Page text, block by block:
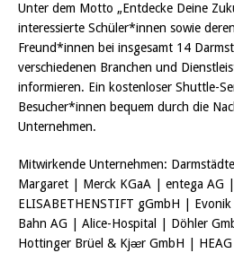
Unter dem Motto „Entdecke Deine
interessierte Schüler*innen sowie
Freund*innen bei insgesamt 14
verschiedenen Branchen und
informieren. Ein kostenloser Shuttle-
Besucher*innen bequem durch die
Unternehmen.
Mitwirkende Unternehmen:
Margaret | Merck KGaA | entega AG |
ELISABETHENSTIFT gGmbH |
Bahn AG | Alice-Hospital | Döhler
Hottinger Brüel & Kjᴂr GmbH |